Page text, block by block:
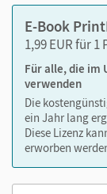
Notizen
Text
Suchen
Zoomen
E-Book
1,99 EUR für 1
Für alle, die im
verwenden
Die
ein Jahr lang
Diese Lizenz
erworben